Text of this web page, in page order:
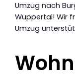
Umzug nach
Wuppertal! Wir
Umzug